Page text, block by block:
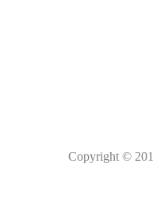
Copyright ©